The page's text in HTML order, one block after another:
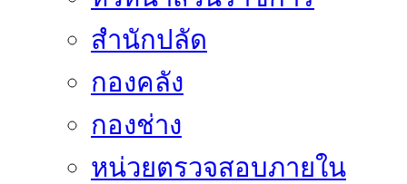
สำนักปลัด
กองคลัง
กองช่าง
หน่วยตรวจสอบภายใน